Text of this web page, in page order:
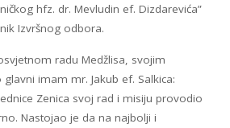
hfz. dr. Mevludin ef. Dizdarevića”
Izvršnog odbora.
radu Medžlisa, svojim
imam mr. Jakub ef. Salkica:
Zenica svoj rad i misiju provodio
Nastojao je da na najbolji i